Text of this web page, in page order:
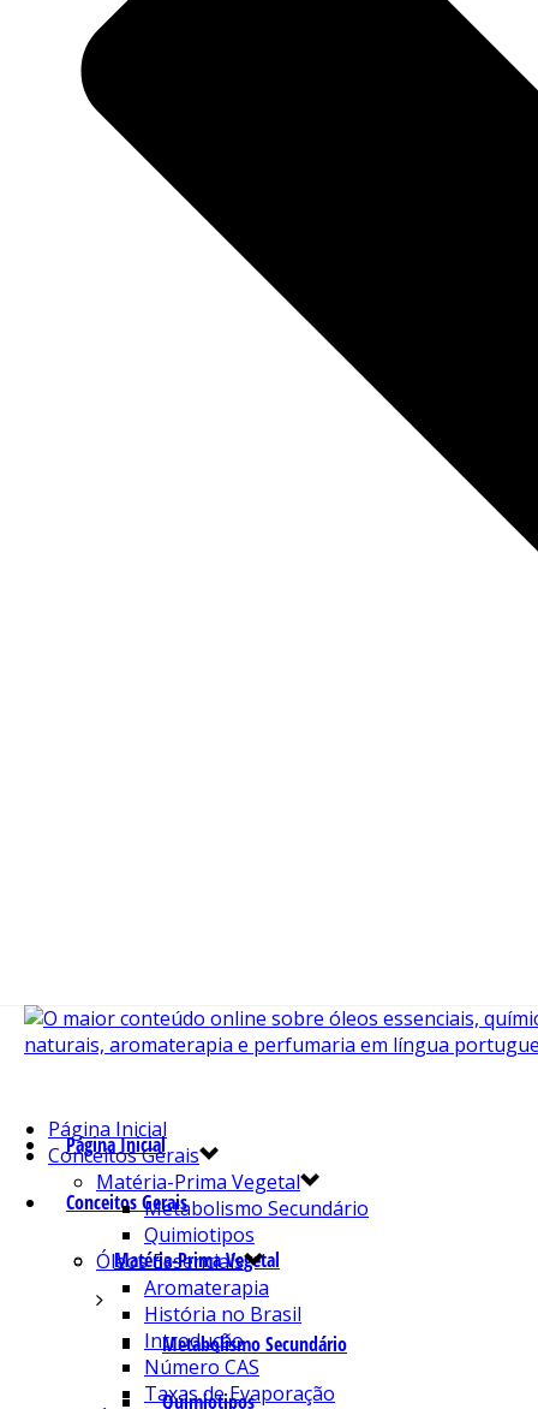
Página Inicial
Conceitos Gerais
Matéria-Prima Vegetal
Metabolismo Secundário
Quimiotipos
Página Inicial
Conceitos Gerais
Matéria-Prima Vegetal
Metabolismo Secundário
Quimiotipos
Óleos Essenciais
Aromaterapia
História no Brasil
Introdução
Número CAS
Taxas de Evaporação